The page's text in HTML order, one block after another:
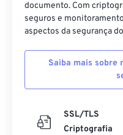
documento. Com
seguros e
aspectos da segurança
Saiba mais sobre
SSL/TLS
Criptografia